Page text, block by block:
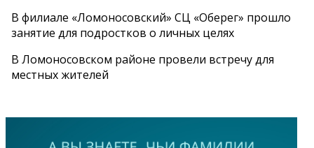
В филиале «Ломоносовский» СЦ «Оберег» прошло
занятие для подростков о личных целях
В Ломоносовском районе провели встречу для
местных жителей